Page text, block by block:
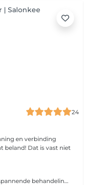
24
De AromaTouch techniek is een ontspannende behandeling (zachte wellness massage) waarbij 8 pure essentiële oliën worden ingezet langs de energiebanen (meridianen) en energiepunten van de rug, schouders, hoofd en voeten.